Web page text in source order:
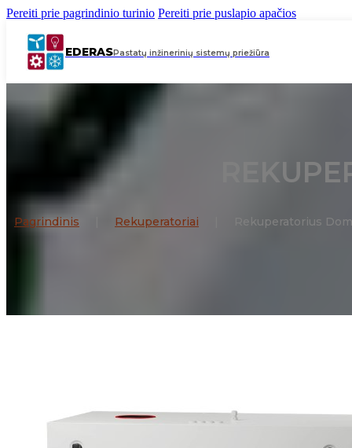
Pereiti prie pagrindinio turinio Pereiti prie puslapio apačios
EDERASPastatų inžinerinių sistemų priežiūra
Pagrindinis Rekuperatoriai Rekuperatorius